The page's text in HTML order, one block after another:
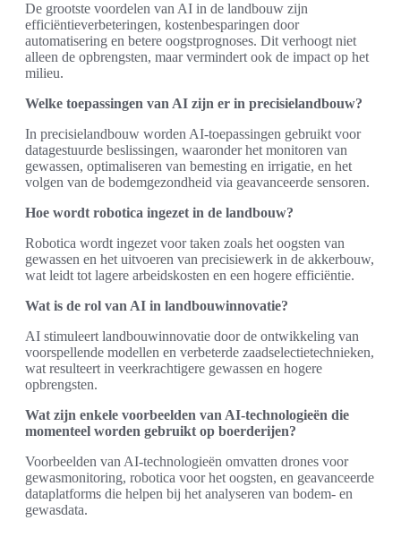
De grootste voordelen van AI in de landbouw zijn
efficiëntieverbeteringen, kostenbesparingen door
automatisering en betere oogstprognoses. Dit verhoogt niet
alleen de opbrengsten, maar vermindert ook de impact op het
milieu.
Welke toepassingen van AI zijn er in precisielandbouw?
In precisielandbouw worden AI-toepassingen gebruikt voor
datagestuurde beslissingen, waaronder het monitoren van
gewassen, optimaliseren van bemesting en irrigatie, en het
volgen van de bodemgezondheid via geavanceerde sensoren.
Hoe wordt robotica ingezet in de landbouw?
Robotica wordt ingezet voor taken zoals het oogsten van
gewassen en het uitvoeren van precisiewerk in de akkerbouw,
wat leidt tot lagere arbeidskosten en een hogere efficiëntie.
Wat is de rol van AI in landbouwinnovatie?
AI stimuleert landbouwinnovatie door de ontwikkeling van
voorspellende modellen en verbeterde zaadselectietechnieken,
wat resulteert in veerkrachtigere gewassen en hogere
opbrengsten.
Wat zijn enkele voorbeelden van AI-technologieën die
momenteel worden gebruikt op boerderijen?
Voorbeelden van AI-technologieën omvatten drones voor
gewasmonitoring, robotica voor het oogsten, en geavanceerde
dataplatforms die helpen bij het analyseren van bodem- en
gewasdata.